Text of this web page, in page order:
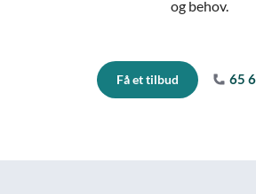
og behov.
Få et tilbud 65